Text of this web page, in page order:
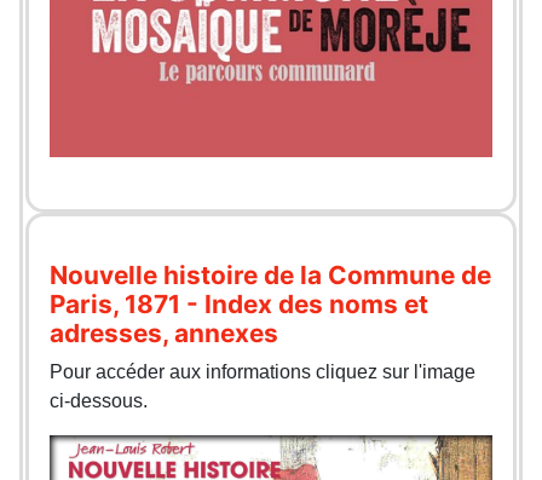
Nouvelle histoire de la Commune de
Paris, 1871 - Index des noms et
adresses, annexes
Pour accéder aux informations cliquez sur l'image
ci-dessous.